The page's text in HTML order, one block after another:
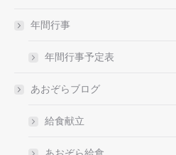
年間行事
年間行事予定表
あおぞらブログ
給食献立